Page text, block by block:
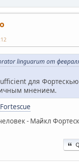
linguarum от
для
мнением.
- Майкл